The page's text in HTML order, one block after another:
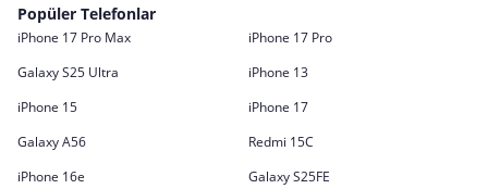
Popüler Telefonlar
iPhone 17 Pro Max
iPhone 17 Pro
Galaxy S25 Ultra
iPhone 13
iPhone 15
iPhone 17
Galaxy A56
Redmi 15C
iPhone 16e
Galaxy S25FE